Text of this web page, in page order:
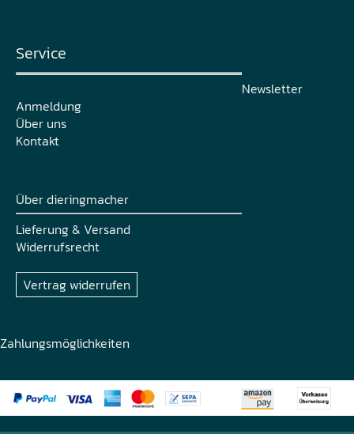
Service
Newsletter
Anmeldung
Über uns
Kontakt
Über dieringmacher
Lieferung & Versand
Widerrufsrecht
Vertrag widerrufen
Zahlungsmöglichkeiten